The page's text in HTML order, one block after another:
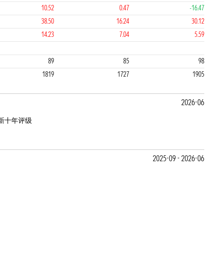
10.52 0.47
-16.47
38.50 16.24
30.12
14.23 7.04
5.59
4 4
89 85
98
1819 1727 1905
2026-06
十年评级
2025-09 - 2026-06